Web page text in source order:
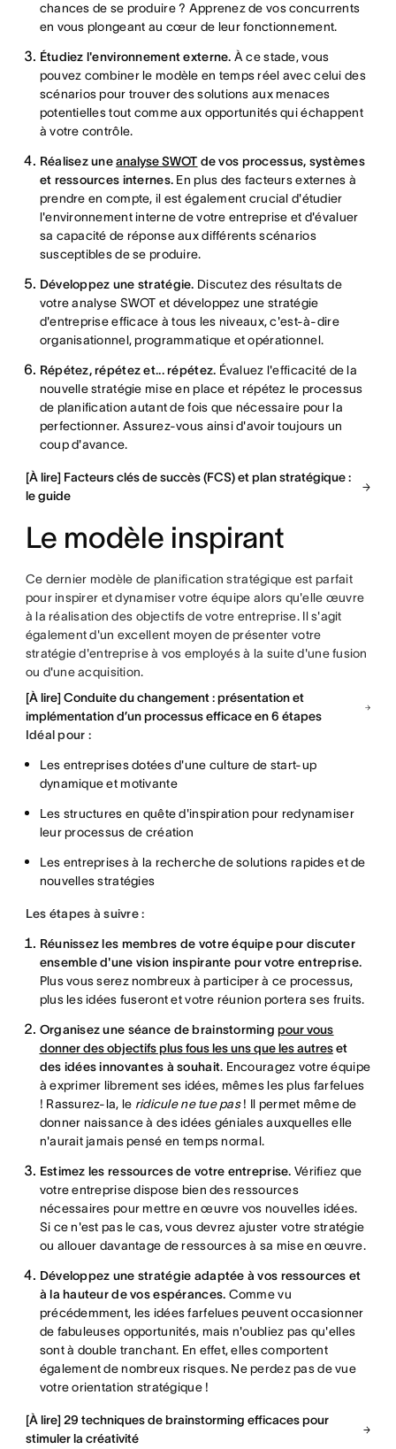
chances de se produire ? Apprenez de vos concurrents
en vous plongeant au cœur de leur fonctionnement.
Étudiez l'environnement externe. À ce stade, vous
pouvez combiner le modèle en temps réel avec celui des
scénarios pour trouver des solutions aux menaces
potentielles tout comme aux opportunités qui échappent
à votre contrôle.
Réalisez une analyse SWOT de vos processus, systèmes
et ressources internes. En plus des facteurs externes à
prendre en compte, il est également crucial d'étudier
l'environnement interne de votre entreprise et d'évaluer
sa capacité de réponse aux différents scénarios
susceptibles de se produire.
Développez une stratégie. Discutez des résultats de
votre analyse SWOT et développez une stratégie
d'entreprise efficace à tous les niveaux, c'est-à-dire
organisationnel, programmatique et opérationnel.
Répétez, répétez et... répétez. Évaluez l'efficacité de la
nouvelle stratégie mise en place et répétez le processus
de planification autant de fois que nécessaire pour la
perfectionner. Assurez-vous ainsi d'avoir toujours un
coup d'avance.
[À lire] Facteurs clés de succès (FCS) et plan stratégique :
le guide
Le modèle inspirant
Ce dernier modèle de planification stratégique est parfait
pour inspirer et dynamiser votre équipe alors qu'elle œuvre
à la réalisation des objectifs de votre entreprise. Il s'agit
également d'un excellent moyen de présenter votre
stratégie d'entreprise à vos employés à la suite d'une fusion
ou d'une acquisition.
[À lire] Conduite du changement : présentation et
implémentation d’un processus efficace en 6 étapes
Idéal pour :
Les entreprises dotées d'une culture de start-up
dynamique et motivante
Les structures en quête d'inspiration pour redynamiser
leur processus de création
Les entreprises à la recherche de solutions rapides et de
nouvelles stratégies
Les étapes à suivre :
Réunissez les membres de votre équipe pour discuter
ensemble d'une vision inspirante pour votre entreprise.
Plus vous serez nombreux à participer à ce processus,
plus les idées fuseront et votre réunion portera ses fruits.
Organisez une séance de brainstorming pour vous
donner des objectifs plus fous les uns que les autres et
des idées innovantes à souhait. Encouragez votre équipe
à exprimer librement ses idées, mêmes les plus farfelues
! Rassurez-la, le ridicule ne tue pas! Il permet même de
donner naissance à des idées géniales auxquelles elle
n'aurait jamais pensé en temps normal.
Estimez les ressources de votre entreprise. Vérifiez que
votre entreprise dispose bien des ressources
nécessaires pour mettre en œuvre vos nouvelles idées.
Si ce n'est pas le cas, vous devrez ajuster votre stratégie
ou allouer davantage de ressources à sa mise en œuvre.
Développez une stratégie adaptée à vos ressources et
à la hauteur de vos espérances. Comme vu
précédemment, les idées farfelues peuvent occasionner
de fabuleuses opportunités, mais n'oubliez pas qu'elles
sont à double tranchant. En effet, elles comportent
également de nombreux risques. Ne perdez pas de vue
votre orientation stratégique !
[À lire] 29 techniques de brainstorming efficaces pour
stimuler la créativité